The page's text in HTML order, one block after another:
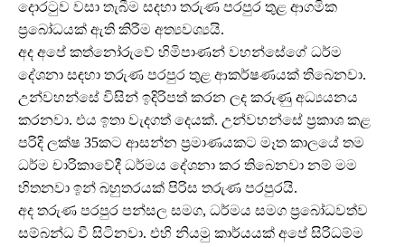
දොරටුව වසා තැබීම සදහා තරුණ පරපුර තුළ ආගමික
ප්‍රබෝධයක් ඇති කිරීම අත්‍යවශ්‍යයි.
අද අපේ කත්නෝරුවේ හිමිපාණන් වහන්සේගේ ධර්ම
දේශනා සඳහා තරුණ පරපුර තුළ ආකර්ෂණයක් තිබෙනවා.
උන්වහන්සේ විසින් ඉදිරිපත් කරන ලද කරුණු අධ්‍යයනය
කරනවා. එය ඉතා වැදගත් දෙයක්. උන්වහන්සේ ප්‍රකාශ කළ
පරිදි ලක්ෂ 35කට ආසන්න ප්‍රමාණයකට මෑත කාලයේ තම
ධර්ම චාරිකාවේදී ධර්මය දේශනා කර තිබෙනවා නම් මම
හිතනවා ඉන් බහුතරයක් පිරිස තරුණ පරපුරයි.
අද තරුණ පරපුර පන්සල සමග, ධර්මය සමග ප්‍රබෝධවත්ව
සම්බන්ධ වී සිටිනවා. එහි නියමු කාර්යයක් අපේ සිරිධම්ම